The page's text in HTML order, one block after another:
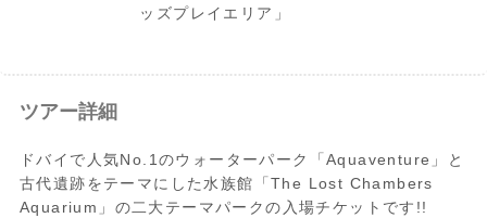
ッズプレイエリア」
見どころ満載!!
冒険心がくすぐられる、古代アトランティ
スの失われた都とその文化にも触れること
ができます。
ツアー詳細
ドバイで人気No.1のウォーターパーク「Aquaventure」と
古代遺跡をテーマにした水族館「The Lost Chambers
Aquarium」の二大テーマパークの入場チケットです!!